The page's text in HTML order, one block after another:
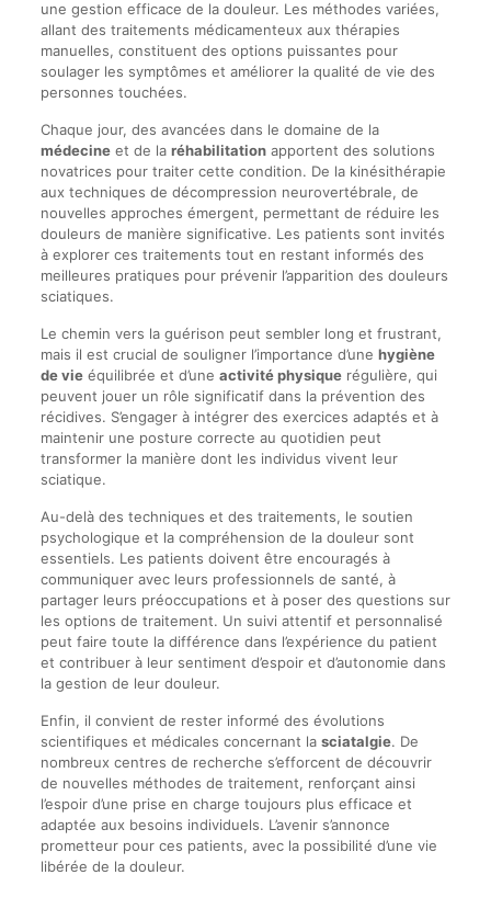
une gestion efficace de la douleur. Les méthodes variées,
allant des traitements médicamenteux aux thérapies
manuelles, constituent des options puissantes pour
soulager les symptômes et améliorer la qualité de vie des
personnes touchées.
Chaque jour, des avancées dans le domaine de la
médecineet de la réhabilitationapportent des solutions
novatrices pour traiter cette condition. De la kinésithérapie
aux techniques de décompression neurovertébrale, de
nouvelles approches émergent, permettant de réduire les
douleurs de manière significative. Les patients sont invités
à explorer ces traitements tout en restant informés des
meilleures pratiques pour prévenir l’apparition des douleurs
sciatiques.
Le chemin vers la guérison peut sembler long et frustrant,
mais il est crucial de souligner l’importance d’une hygiène
de vieéquilibrée et d’une activité physiquerégulière, qui
peuvent jouer un rôle significatif dans la prévention des
récidives. S’engager à intégrer des exercices adaptés et à
maintenir une posture correcte au quotidien peut
transformer la manière dont les individus vivent leur
sciatique.
Au-delà des techniques et des traitements, le soutien
psychologique et la compréhension de la douleur sont
essentiels. Les patients doivent être encouragés à
communiquer avec leurs professionnels de santé, à
partager leurs préoccupations et à poser des questions sur
les options de traitement. Un suivi attentif et personnalisé
peut faire toute la différence dans l’expérience du patient
et contribuer à leur sentiment d’espoir et d’autonomie dans
la gestion de leur douleur.
Enfin, il convient de rester informé des évolutions
scientifiques et médicales concernant la sciatalgie. De
nombreux centres de recherche s’efforcent de découvrir
de nouvelles méthodes de traitement, renforçant ainsi
l’espoir d’une prise en charge toujours plus efficace et
adaptée aux besoins individuels. L’avenir s’annonce
prometteur pour ces patients, avec la possibilité d’une vie
libérée de la douleur.